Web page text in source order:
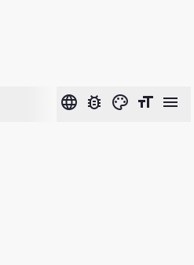
language bug_report color_lens format_size menu